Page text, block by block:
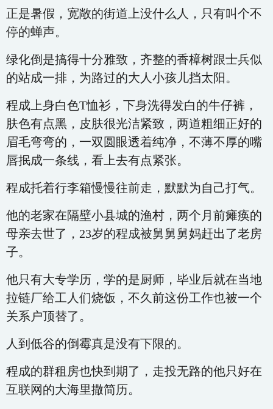
正是暑假，宽敞的街道上没什么人，只有叫个不
停的蝉声。
绿化倒是搞得十分雅致，齐整的香樟树跟士兵似
的站成一排，为路过的大人小孩儿挡太阳。
程成上身白色T恤衫，下身洗得发白的牛仔裤，
肤色有点黑，皮肤很光洁紧致，两道粗细正好的
眉毛弯弯的，一双圆眼透着纯净，不薄不厚的嘴
唇抿成一条线，看上去有点紧张。
程成托着行李箱慢慢往前走，默默为自己打气。
他的老家在隔壁小县城的渔村，两个月前瘫痪的
母亲去世了，23岁的程成被舅舅舅妈赶出了老房
子。
他只有大专学历，学的是厨师，毕业后就在当地
拉链厂给工人们烧饭，不久前这份工作也被一个
关系户顶替了。
人到低谷的倒霉真是没有下限的。
程成的群租房也快到期了，走投无路的他只好在
互联网的大海里撒简历。